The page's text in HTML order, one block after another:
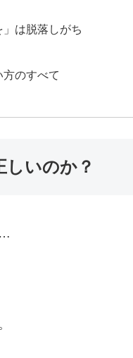
は脱落しがち
方のすべて
いのか？